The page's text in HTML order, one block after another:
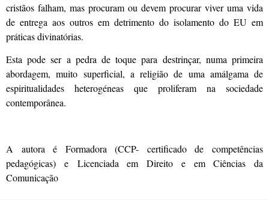
cristãos falham, mas procuram ou devem procurar viver uma vida
de entrega aos outros em detrimento do isolamento do EU em
práticas divinatórias.
Esta pode ser a pedra de toque para destrinçar, numa primeira
abordagem, muito superficial, a religião de uma amálgama de
espiritualidades heterogéneas que proliferam na sociedade
contemporânea.
A autora é Formadora (CCP- certificado de competências
pedagógicas) e Licenciada em Direito e em Ciências da
Comunicação